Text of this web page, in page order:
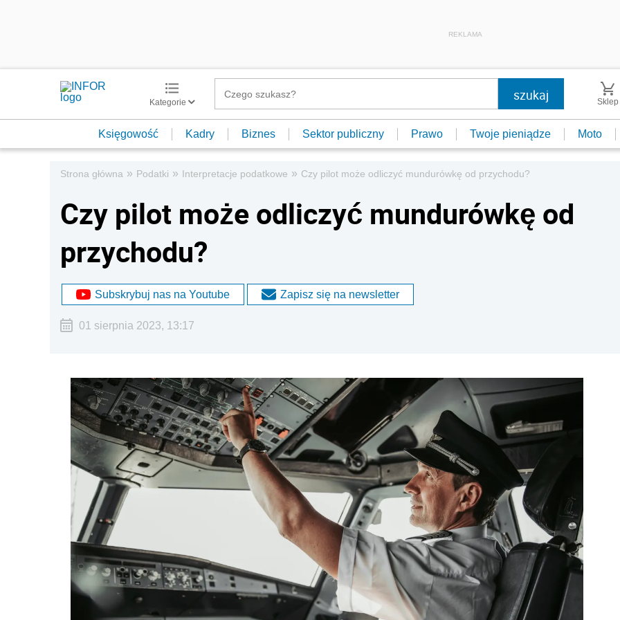
REKLAMA
Kategorie Sklep
Księgowość Kadry Biznes Sektor publiczny Prawo Twoje pieniądze Moto
Strona główna » Podatki » Interpretacje podatkowe » Czy pilot może odliczyć mundurówkę od przychodu?
Czy pilot może odliczyć mundurówkę od
przychodu?
Subskrybuj nas na Youtube Zapisz się na newsletter
01 sierpnia 2023, 13:17